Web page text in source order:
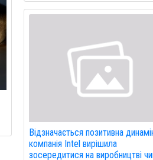
Відзначається позитивна
компанія Intel вирішила
зосередитися на виробництві